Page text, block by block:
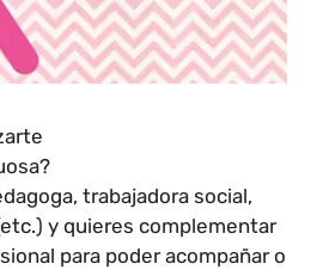
trabajadora social,
y quieres complementar
para poder acompañar o